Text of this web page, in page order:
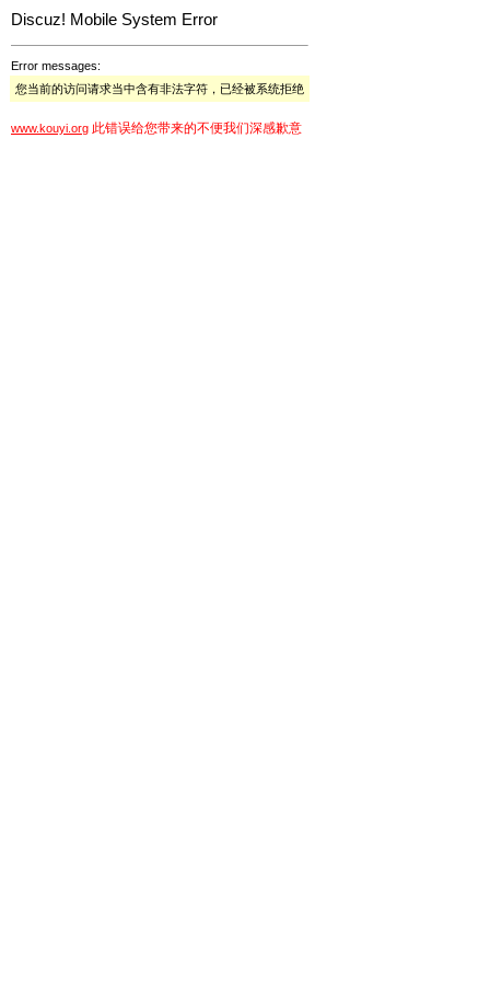
Discuz! Mobile System Error
Error messages:
您当前的访问请求当中含有非法字符，已经被系统拒绝
www.kouyi.org 此错误给您带来的不便我们深感歉意